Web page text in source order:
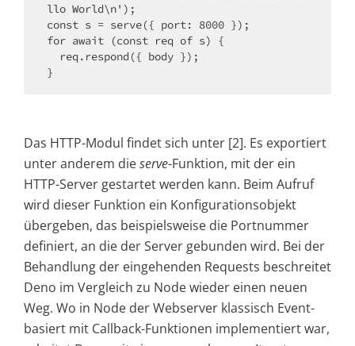
llo World\n');
const s = serve({ port: 8000 });
for await (const req of s) {
}
Das HTTP-Modul findet sich unter [2]. Es exportiert
unter anderem dieserve-Funktion, mit der ein
HTTP-Server gestartet werden kann. Beim Aufruf
wird dieser Funktion ein Konfigurationsobjekt
übergeben, das beispielsweise die Portnummer
definiert, an die der Server gebunden wird. Bei der
Behandlung der eingehenden Requests beschreitet
Deno im Vergleich zu Node wieder einen neuen
Weg. Wo in Node der Webserver klassisch Event-
basiert mit Callback-Funktionen implementiert war,